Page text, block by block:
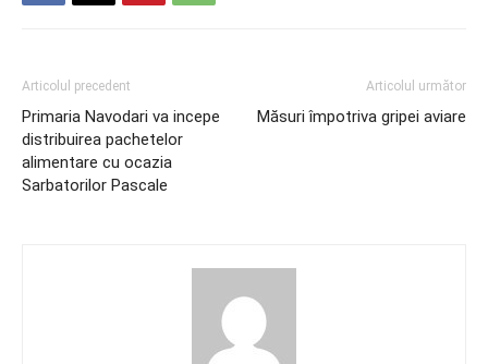
Articolul precedent
Primaria Navodari va incepe
distribuirea pachetelor
alimentare cu ocazia
Sarbatorilor Pascale
Articolul următor
Măsuri împotriva gripei aviare